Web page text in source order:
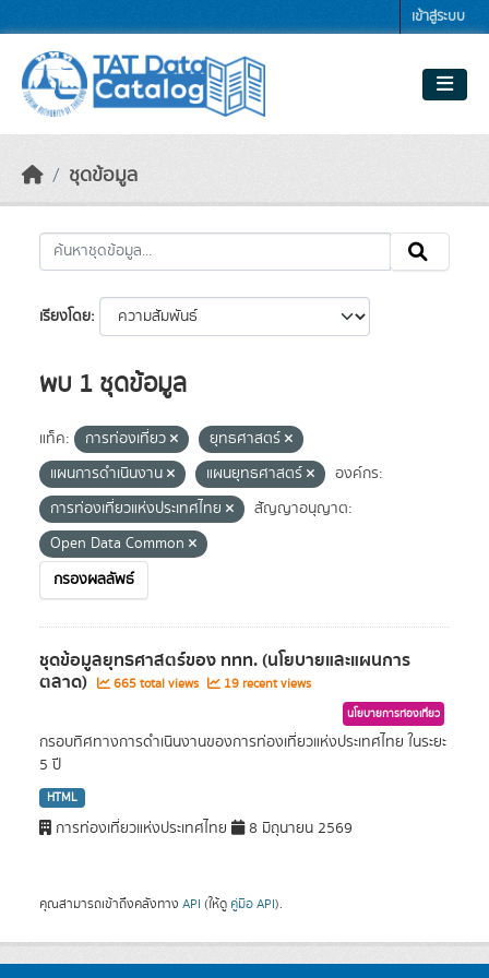
เข้าสู่ระบบ
ชุดข้อมูล
เรียงโดย
พบ 1 ชุดข้อมูล
แท็ค: การท่องเที่ยว
ยุทธศาสตร์
แผนการดำเนินงาน
แผนยุทธศาสตร์
องค์กร:
การท่องเที่ยวแห่งประเทศไทย
สัญญาอนุญาต:
Open Data Common
กรองผลลัพธ์
ชุดข้อมูลยุทธศาสตร์ของ ททท. (นโยบายและแผนการ
ตลาด) 665 total views 19 recent views
นโยบายการท่องเที่ยว
กรอบทิศทางการดำเนินงานของการท่องเที่ยวแห่งประเทศไทย ในระยะ
5 ปี
HTML
การท่องเที่ยวแห่งประเทศไทย 8 มิถุนายน 2569
คุณสามารถเข้าถึงคลังทาง API (ให้ดู คู่มือ API).